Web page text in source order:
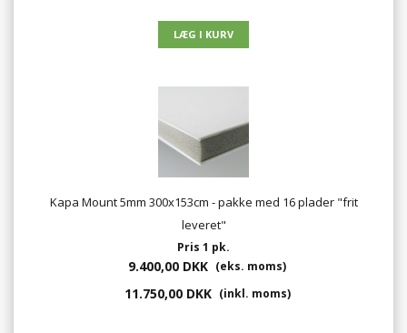
Kapa Mount 5mm 300x153cm - pakke med 16 plader "frit
leveret"
Pris 1 pk.
9.400,00 DKK (eks. moms)
11.750,00 DKK (inkl. moms)